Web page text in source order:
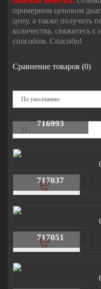
примерном ценовом
цену, а также получить
количества, свяжитесь
способом. Спасибо!
Сравнение товаров (0)
716993
717037
717051